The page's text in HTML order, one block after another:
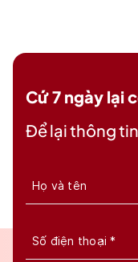
Cứ 7 ngày lại
Để lại thông